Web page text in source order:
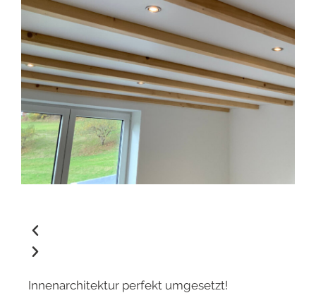
Innenarchitektur perfekt umgesetzt!